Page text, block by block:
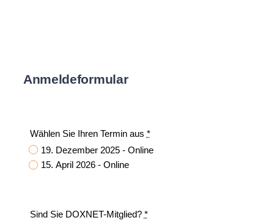
Anmeldeformular
Wählen Sie Ihren Termin aus *
19. Dezember 2025 - Online
15. April 2026 - Online
Sind Sie DOXNET-Mitglied? *